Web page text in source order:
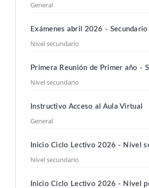
General
Exámenes abril 2026 - Secundario
Nivel secundario
Primera Reunión de Primer año -
Nivel secundario
Instructivo Acceso al Aula Virtual
General
Inicio Ciclo Lectivo 2026 - Nivel
Nivel secundario
Inicio Ciclo Lectivo 2026 - Nivel